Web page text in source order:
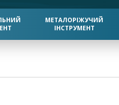
МЕТАЛОРІЖУЧИЙ
ІНСТРУМЕНТ